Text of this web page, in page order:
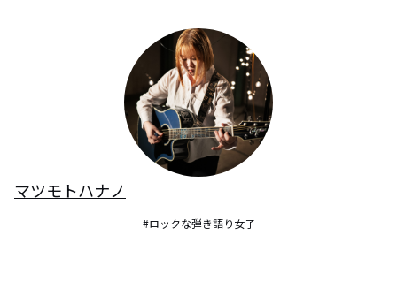
マツモトハナノ
#ロックな弾き語り女子